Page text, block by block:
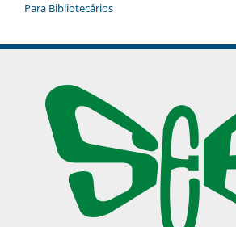
Para Bibliotecários